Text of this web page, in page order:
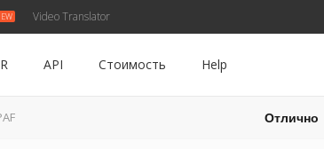
Video Translator
API Стоимость Help
Отлично